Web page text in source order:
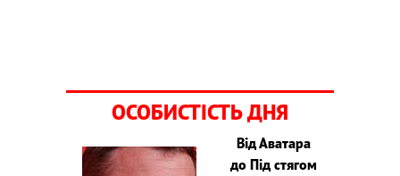
ОСОБИСТІСТЬ ДНЯ
Від Аватара
до Під стягом